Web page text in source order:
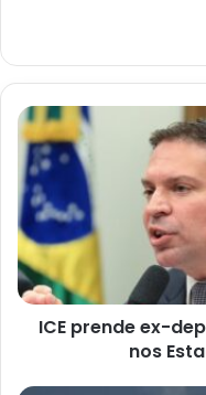
ICE
prende
ex-
deputado
Alexandre
Ramagem
nos
Estados
Unidos,
ICE prende ex-
nos